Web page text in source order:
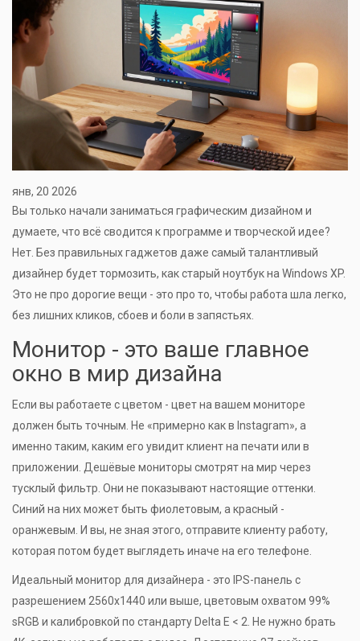
янв, 20 2026
Вы только начали заниматься графическим дизайном и
думаете, что всё сводится к программе и творческой идее?
Нет. Без правильных гаджетов даже самый талантливый
дизайнер будет тормозить, как старый ноутбук на Windows XP.
Это не про дорогие вещи - это про то, чтобы работа шла легко,
без лишних кликов, сбоев и боли в запястьях.
Монитор - это ваше главное
окно в мир дизайна
Если вы работаете с цветом - цвет на вашем мониторе
должен быть точным. Не «примерно как в Instagram», а
именно таким, каким его увидит клиент на печати или в
приложении. Дешёвые мониторы смотрят на мир через
тусклый фильтр. Они не показывают настоящие оттенки.
Синий на них может быть фиолетовым, а красный -
оранжевым. И вы, не зная этого, отправите клиенту работу,
которая потом будет выглядеть иначе на его телефоне.
Идеальный монитор для дизайнера - это IPS-панель с
разрешением 2560x1440 или выше, цветовым охватом 99%
sRGB и калибровкой по стандарту Delta E < 2. Не нужно брать